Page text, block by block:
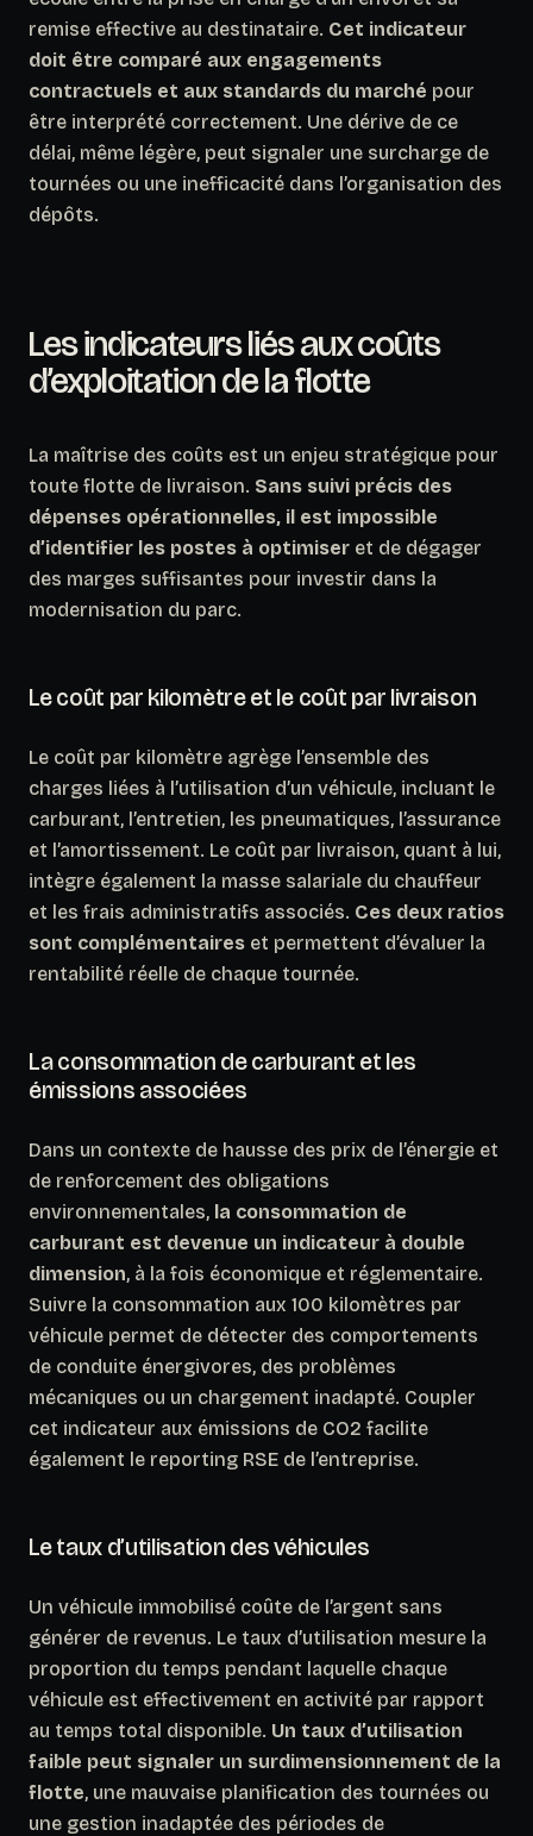
remise effective au destinataire. Cet indicateur
doit être comparé aux engagements
contractuels et aux standards du marché pour
être interprété correctement. Une dérive de ce
délai, même légère, peut signaler une surcharge de
tournées ou une inefficacité dans l’organisation des
dépôts.
Les indicateurs liés aux coûts
d’exploitation de la flotte
La maîtrise des coûts est un enjeu stratégique pour
toute flotte de livraison. Sans suivi précis des
dépenses opérationnelles, il est impossible
d’identifier les postes à optimiser et de dégager
des marges suffisantes pour investir dans la
modernisation du parc.
Le coût par kilomètre et le coût par livraison
Le coût par kilomètre agrège l’ensemble des
charges liées à l’utilisation d’un véhicule, incluant le
carburant, l’entretien, les pneumatiques, l’assurance
et l’amortissement. Le coût par livraison, quant à lui,
intègre également la masse salariale du chauffeur
et les frais administratifs associés. Ces deux ratios
sont complémentaires et permettent d’évaluer la
rentabilité réelle de chaque tournée.
La consommation de carburant et les
émissions associées
Dans un contexte de hausse des prix de l’énergie et
de renforcement des obligations
environnementales, la consommation de
carburant est devenue un indicateur à double
dimension, à la fois économique et réglementaire.
Suivre la consommation aux 100 kilomètres par
véhicule permet de détecter des comportements
de conduite énergivores, des problèmes
mécaniques ou un chargement inadapté. Coupler
cet indicateur aux émissions de CO2 facilite
également le reporting RSE de l’entreprise.
Le taux d’utilisation des véhicules
Un véhicule immobilisé coûte de l’argent sans
générer de revenus. Le taux d’utilisation mesure la
proportion du temps pendant laquelle chaque
véhicule est effectivement en activité par rapport
au temps total disponible. Un taux d’utilisation
faible peut signaler un surdimensionnement de la
flotte, une mauvaise planification des tournées ou
une gestion inadaptée des périodes de